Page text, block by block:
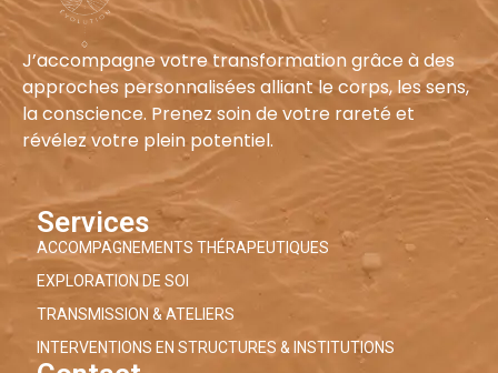
J’accompagne votre transformation grâce à des
approches personnalisées alliant le corps, les sens,
la conscience. Prenez soin de votre rareté et
révélez votre plein potentiel.
Services
ACCOMPAGNEMENTS THÉRAPEUTIQUES
EXPLORATION DE SOI
TRANSMISSION & ATELIERS
INTERVENTIONS EN STRUCTURES & INSTITUTIONS